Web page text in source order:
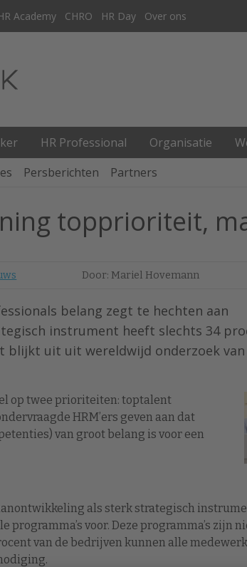
Academy CHRO HR Day Over ons
HR Professional Organisatie
Persberichten Partners
topprioriteit,
Door: Mariel Hovemann
belang zegt te hechten aan
instrument heeft slechts 34
blijkt uit uit wereldwijd onderzoek van
op twee prioriteiten: toptalent
HRM’ers geven aan dat
van groot belang is voor een
als sterk strategisch
voor. Deze programma’s zijn
van de bedrijven kunnen alle